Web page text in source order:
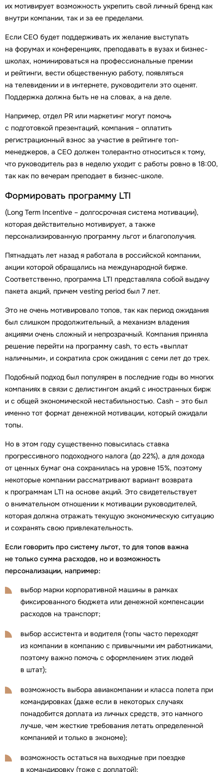
их мотивирует возможность укрепить свой личный бренд как
внутри компании, так и за ее пределами.
Если СЕО будет поддерживать их желание выступать
на форумах и конференциях, преподавать в вузах и бизнес-
школах, номинироваться на профессиональные премии
и рейтинги, вести общественную работу, появляться
на телевидении и в интернете, руководители это оценят.
Поддержка должна быть не на словах, а на деле.
Например, отдел PR или маркетинг могут помочь
с подготовкой презентаций, компания – оплатить
регистрационный взнос за участие в рейтинге топ-
менеджеров, а СЕО должен толерантно относиться к тому,
что руководитель раз в неделю уходит с работы ровно в 18:00,
так как по вечерам преподает в бизнес-школе.
Формировать программу LTI
(Long Term Incentive – долгосрочная система мотивации),
которая действительно мотивирует, а также
персонализированную программу льгот и благополучия.
Пятнадцать лет назад я работала в российской компании,
акции которой обращались на международной бирже.
Соответственно, программа LTI представляла собой выдачу
пакета акций, причем vesting period был 7 лет.
Это не очень мотивировало топов, так как период ожидания
был слишком продолжительный, а механизм владения
акциями очень сложный и непрозрачный. Компания приняла
решение перейти на программу cash, то есть «выплат
наличными», и сократила срок ожидания с семи лет до трех.
Подобный подход был популярен в последние годы во многих
компаниях в связи с делистингом акций с иностранных бирж
и с общей экономической нестабильностью. Cash – это был
именно тот формат денежной мотивации, который ожидали
топы.
Но в этом году существенно повысилась ставка
прогрессивного подоходного налога (до 22%), а для дохода
от ценных бумаг она сохранилась на уровне 15%, поэтому
некоторые компании рассматривают вариант возврата
к программам LTI на основе акций. Это свидетельствует
о внимательном отношении к мотивации руководителей,
которая должна отражать текущую экономическую ситуацию
и сохранять свою привлекательность.
Если говорить про систему льгот, то для топов важна
не только сумма расходов, но и возможность
персонализации, например:
выбор марки корпоративной машины в рамках
фиксированного бюджета или денежной компенсации
расходов на транспорт;
выбор ассистента и водителя (топы часто переходят
из компании в компанию с привычными им работниками,
поэтому важно помочь с оформлением этих людей
в штат);
возможность выбора авиакомпании и класса полета при
командировках (даже если в некоторых случаях
понадобится доплата из личных средств, это намного
лучше, чем жесткие требования летать определенной
компанией и только в экономе);
возможность остаться на выходные при поездке
в командировку (тоже с доплатой);